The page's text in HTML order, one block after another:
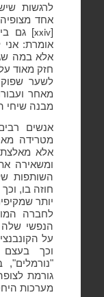
לרגשות
אחד מצופיה
[
xxiv] גם
אומרת: אני
אלא במה
חזק מאוד
לשער
מאחר
מבנה שיחי
אנשים
מטרידה
אלא
ומשאירה
השותפות
חוזה בו,
יותר
לחברה
הנפשי שלה
על
וכך בעצם
"נורמלים",
גורמת
מערכות